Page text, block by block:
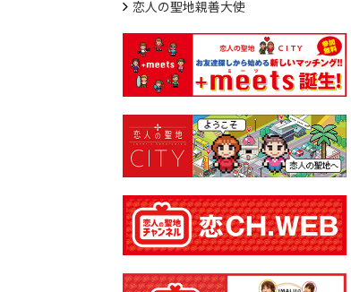
恋人の聖地親善大使